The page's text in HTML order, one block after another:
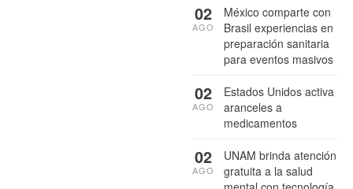
México comparte con
Brasil experiencias en
preparación sanitaria
para eventos masivos
02
AGO
Estados Unidos activa
aranceles a
medicamentos
02
AGO
UNAM brinda atención
gratuita a la salud
02
AGO